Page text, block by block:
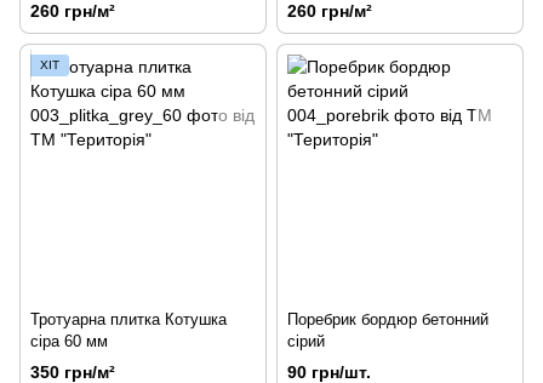
260 грн/м² 260 грн/м²
ХІТ
Тротуарна плитка Котушка
сіра 60 мм
350 грн/м²
Поребрик бордюр бетонний
сірий
90 грн/шт.